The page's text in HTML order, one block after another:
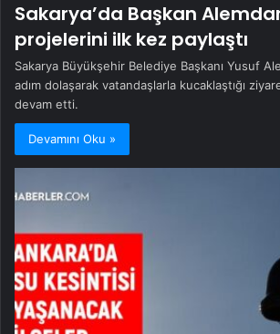
Sakarya’da Başkan
projelerini ilk kez paylaştı
Sakarya Büyükşehir Belediye Başkanı Yusuf
adım dolaşarak vatandaşlarla kucaklaştığı
devam etti.
Devamını Oku »